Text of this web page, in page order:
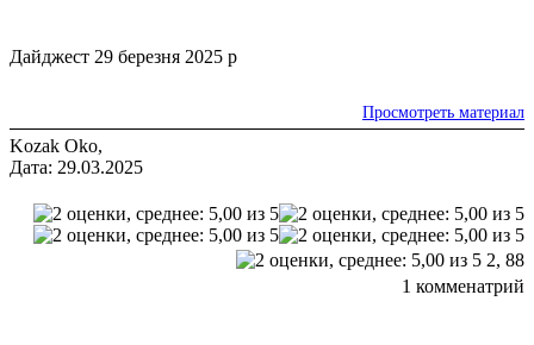
Дайджест 29 березня 2025 р
Просмотреть материал
Kozak Oko,
Дата: 29.03.2025
2, 88
1 комменатрий